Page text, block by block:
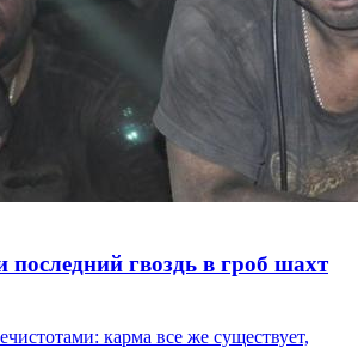
гвоздь в гроб шахт